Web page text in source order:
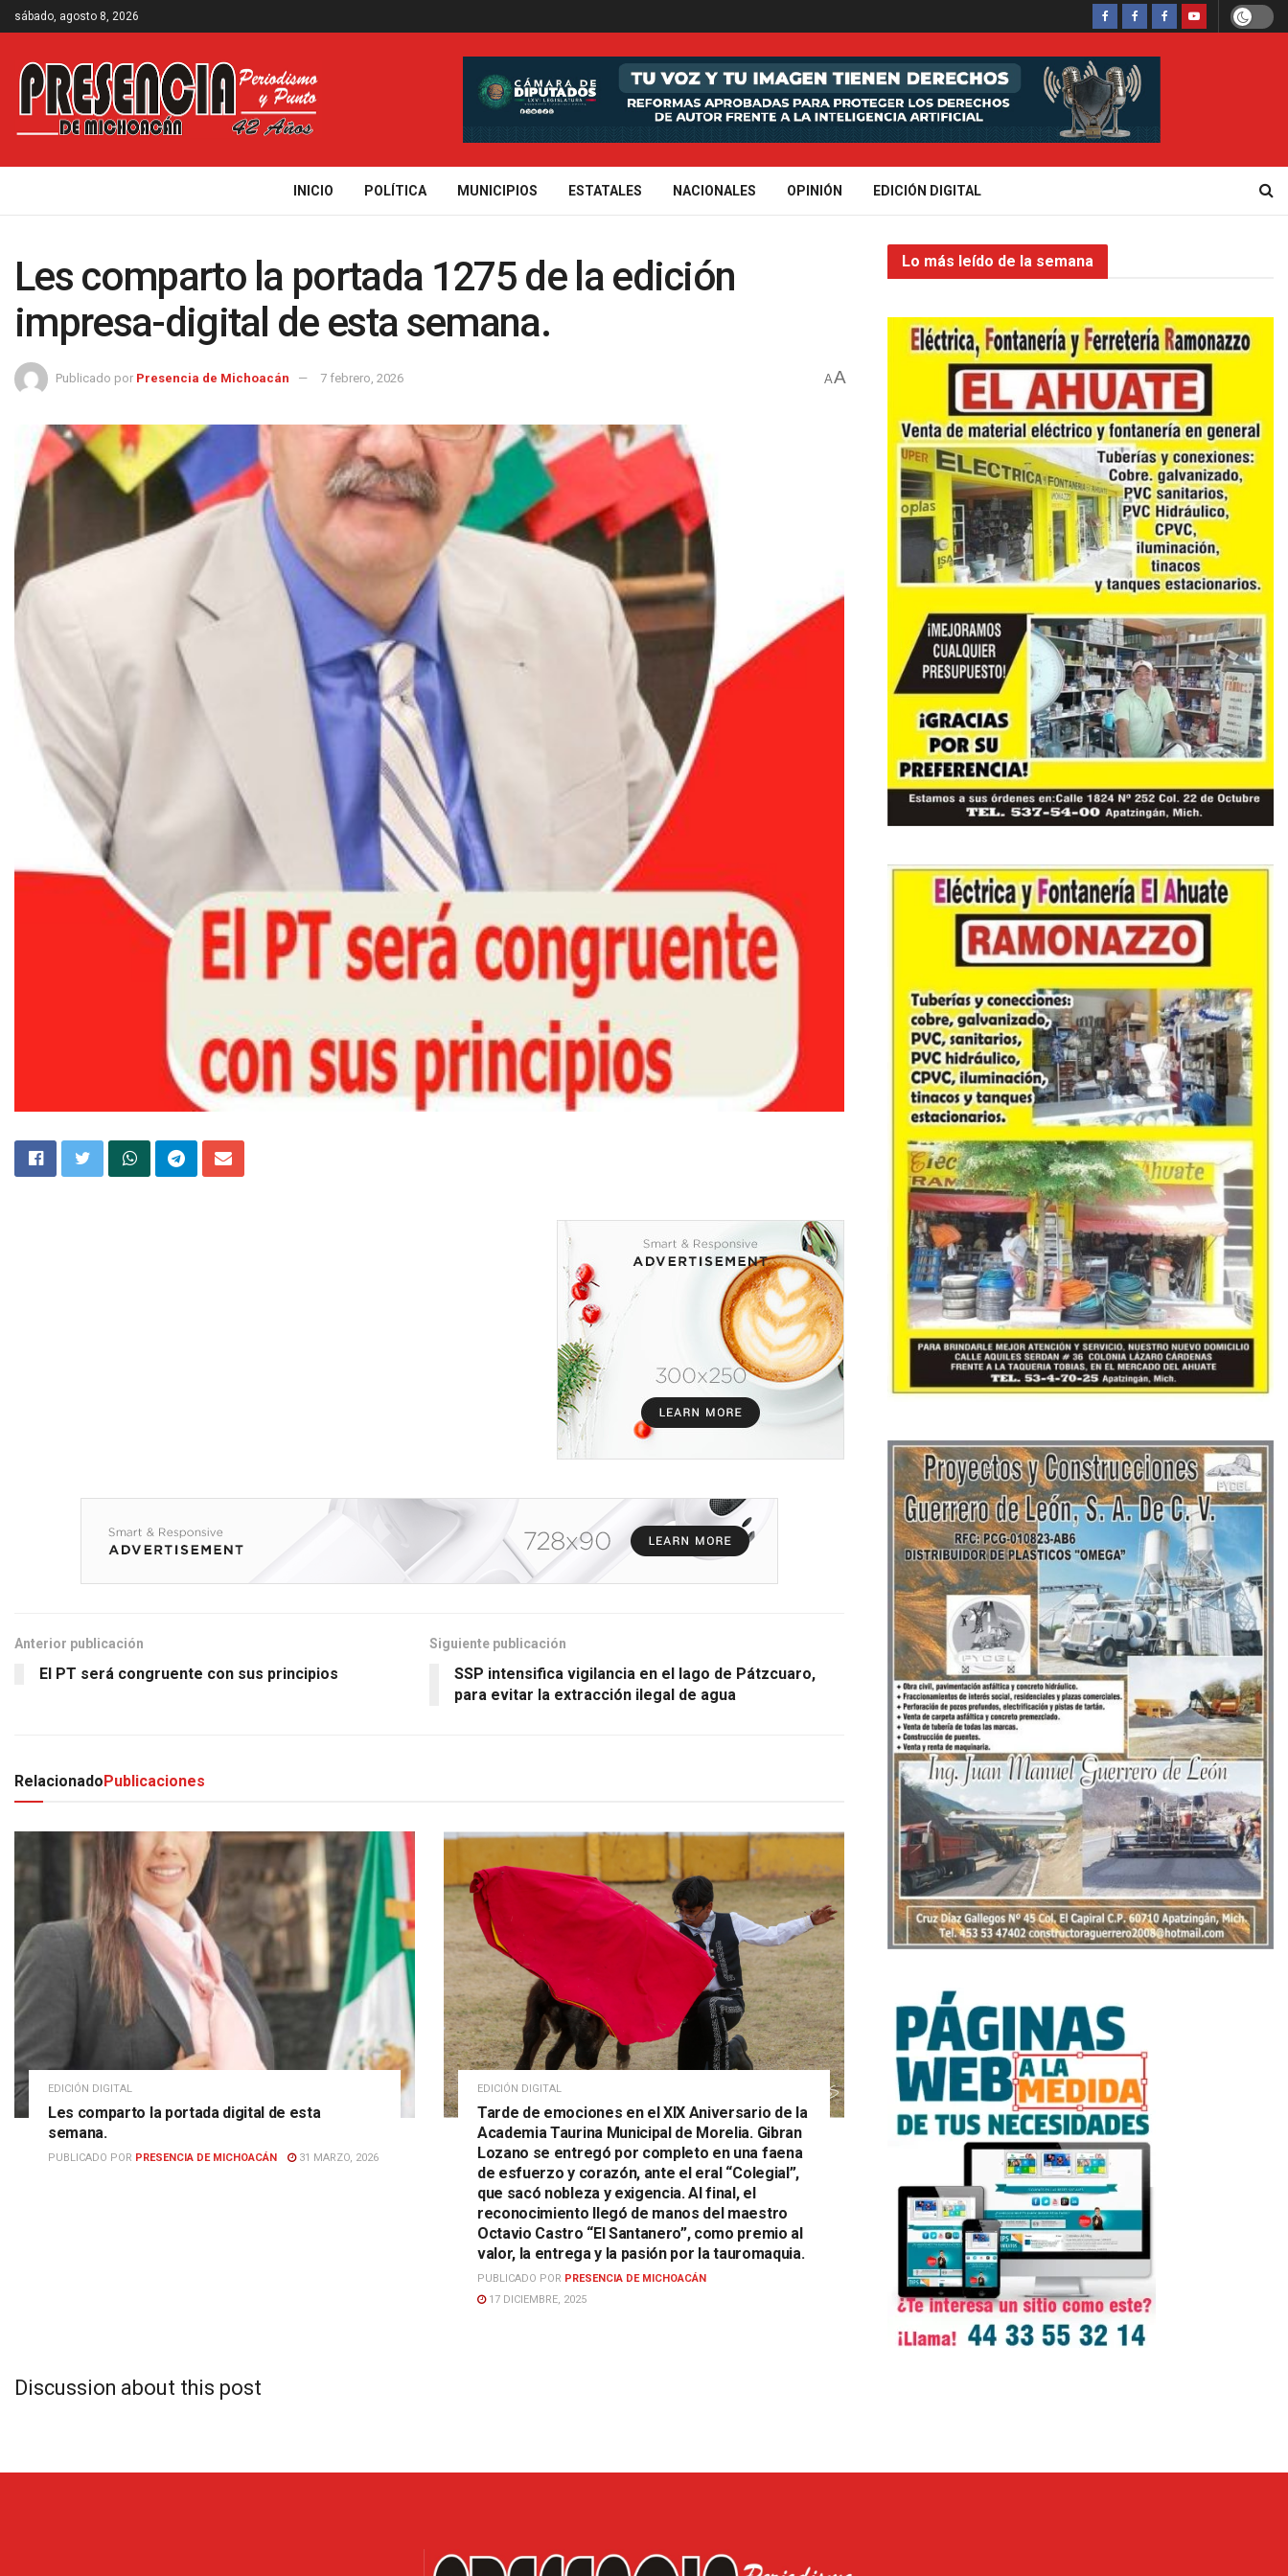
sábado, agosto 8, 2026
INICIO POLÍTICA MUNICIPIOS ESTATALES NACIONALES OPINIÓN EDICIÓN DIGITAL
Les comparto la portada 1275 de la edición
impresa-digital de esta semana.
Publicado por Presencia de Michoacán 7 febrero, 2026 AA
Anterior publicación
El PT será congruente con sus principios
Siguiente publicación
SSP intensifica vigilancia en el lago de Pátzcuaro,
para evitar la extracción ilegal de agua
RelacionadoPublicaciones
EDICIÓN DIGITAL
Les comparto la portada digital de esta
semana.
PUBLICADO POR PRESENCIA DE MICHOACÁN 31 MARZO, 2026
EDICIÓN DIGITAL
Tarde de emociones en el XIX Aniversario de la
Academia Taurina Municipal de Morelia. Gibran
Lozano se entregó por completo en una faena
de esfuerzo y corazón, ante el eral “Colegial”,
que sacó nobleza y exigencia. Al final, el
reconocimiento llegó de manos del maestro
Octavio Castro “El Santanero”, como premio al
valor, la entrega y la pasión por la tauromaquia.
PUBLICADO POR PRESENCIA DE MICHOACÁN
17 DICIEMBRE, 2025
Discussion about this post
Lo más leído de la semana